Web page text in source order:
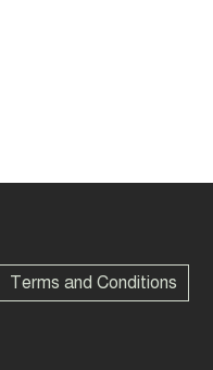
Terms and Conditions